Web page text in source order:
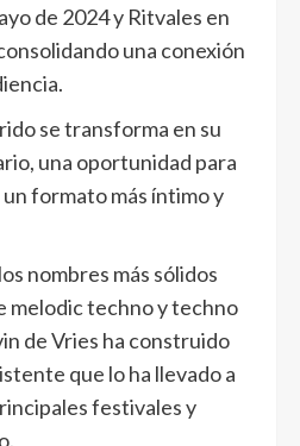
de 2024 y Ritvales en
una conexión
se transforma en su
una oportunidad para
formato más íntimo y
nombres más sólidos
melodic techno y techno
de Vries ha construido
que lo ha llevado a
festivales y